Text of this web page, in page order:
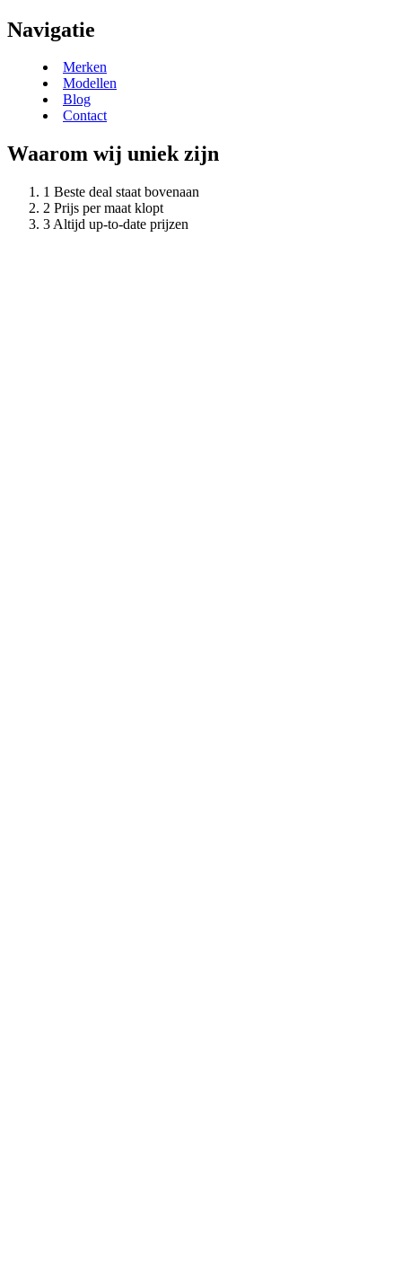
Navigatie
Merken
Modellen
Blog
Contact
Waarom wij uniek zijn
Beste deal staat bovenaan
Prijs per maat klopt
Altijd up-to-date prijzen